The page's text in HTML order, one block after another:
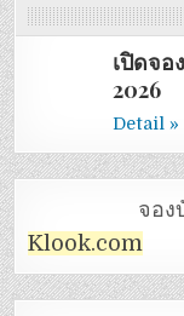
เปิดจอ
2026
Detail »
จอง
Klook.com